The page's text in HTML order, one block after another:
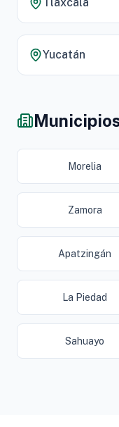
Yucatán
Morelia
Zamora
Apatzingán
La Piedad
Sahuayo